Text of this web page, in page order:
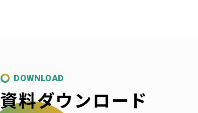
DOWNLOAD
資料ダウンロード